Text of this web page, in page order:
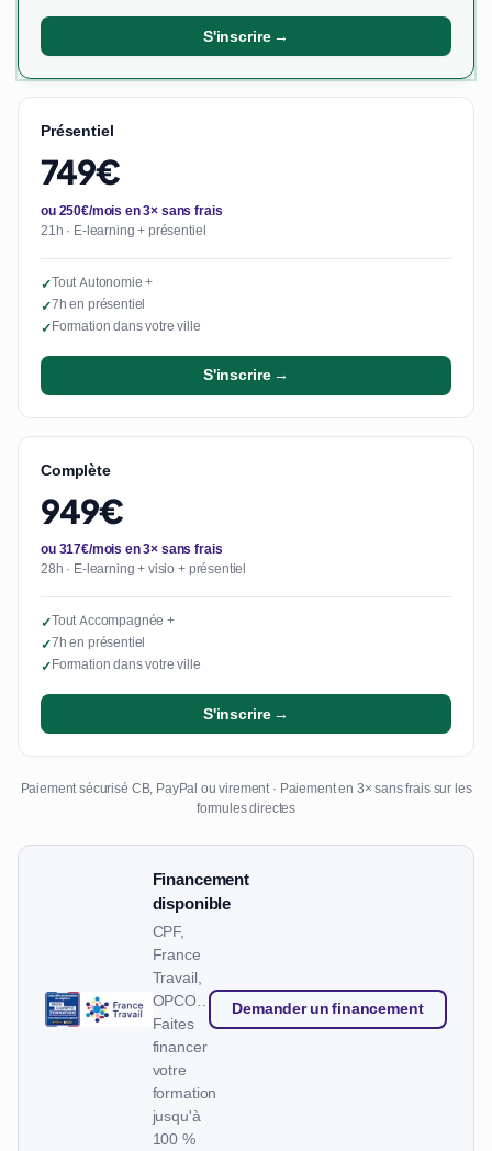
S'inscrire →
Présentiel
749€
ou 250€/mois en 3× sans frais
21h · E-learning + présentiel
✓Tout Autonomie +
✓7h en présentiel
✓Formation dans votre ville
S'inscrire →
Complète
949€
ou 317€/mois en 3× sans frais
28h · E-learning + visio + présentiel
✓Tout Accompagnée +
✓7h en présentiel
✓Formation dans votre ville
S'inscrire →
Paiement sécurisé CB, PayPal ou virement · Paiement en 3× sans frais sur les
formules directes
Financement
disponible
CPF,
France
Travail,
OPCO…
Faites
financer
votre
formation
jusqu'à
100 %
Demander un financement